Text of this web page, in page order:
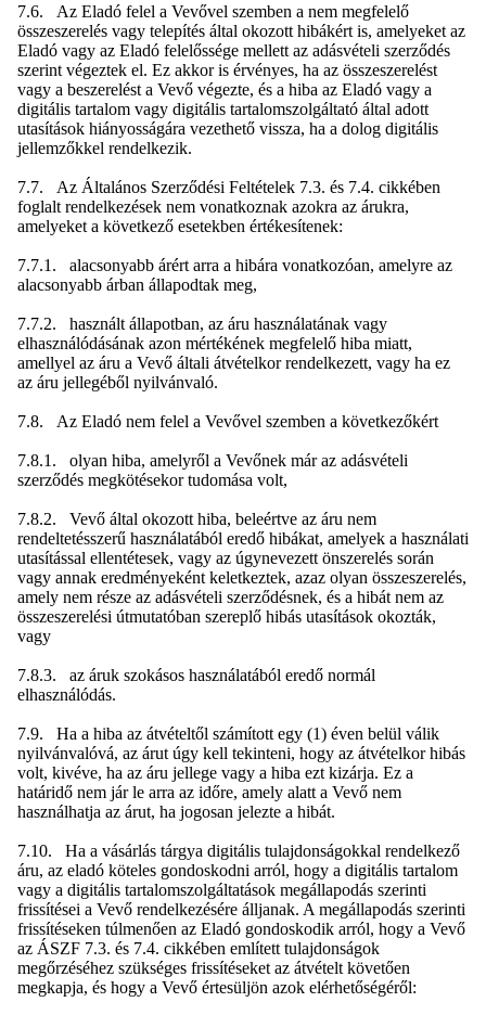
7.6. Az Eladó felel a Vevővel szemben a nem megfelelő
összeszerelés vagy telepítés által okozott hibákért is, amelyeket az
Eladó vagy az Eladó felelőssége mellett az adásvételi szerződés
szerint végeztek el. Ez akkor is érvényes, ha az összeszerelést
vagy a beszerelést a Vevő végezte, és a hiba az Eladó vagy a
digitális tartalom vagy digitális tartalomszolgáltató által adott
utasítások hiányosságára vezethető vissza, ha a dolog digitális
jellemzőkkel rendelkezik.
7.7. Az Általános Szerződési Feltételek 7.3. és 7.4. cikkében
foglalt rendelkezések nem vonatkoznak azokra az árukra,
amelyeket a következő esetekben értékesítenek:
7.7.1. alacsonyabb árért arra a hibára vonatkozóan, amelyre az
alacsonyabb árban állapodtak meg,
7.7.2. használt állapotban, az áru használatának vagy
elhasználódásának azon mértékének megfelelő hiba miatt,
amellyel az áru a Vevő általi átvételkor rendelkezett, vagy ha ez
az áru jellegéből nyilvánvaló.
7.8. Az Eladó nem felel a Vevővel szemben a következőkért
7.8.1. olyan hiba, amelyről a Vevőnek már az adásvételi
szerződés megkötésekor tudomása volt,
7.8.2. Vevő által okozott hiba, beleértve az áru nem
rendeltetésszerű használatából eredő hibákat, amelyek a használati
utasítással ellentétesek, vagy az úgynevezett önszerelés során
vagy annak eredményeként keletkeztek, azaz olyan összeszerelés,
amely nem része az adásvételi szerződésnek, és a hibát nem az
összeszerelési útmutatóban szereplő hibás utasítások okozták,
vagy
7.8.3. az áruk szokásos használatából eredő normál
elhasználódás.
7.9. Ha a hiba az átvételtől számított egy (1) éven belül válik
nyilvánvalóvá, az árut úgy kell tekinteni, hogy az átvételkor hibás
volt, kivéve, ha az áru jellege vagy a hiba ezt kizárja. Ez a
határidő nem jár le arra az időre, amely alatt a Vevő nem
használhatja az árut, ha jogosan jelezte a hibát.
7.10. Ha a vásárlás tárgya digitális tulajdonságokkal rendelkező
áru, az eladó köteles gondoskodni arról, hogy a digitális tartalom
vagy a digitális tartalomszolgáltatások megállapodás szerinti
frissítései a Vevő rendelkezésére álljanak. A megállapodás szerinti
frissítéseken túlmenően az Eladó gondoskodik arról, hogy a Vevő
az ÁSZF 7.3. és 7.4. cikkében említett tulajdonságok
megőrzéséhez szükséges frissítéseket az átvételt követően
megkapja, és hogy a Vevő értesüljön azok elérhetőségéről: